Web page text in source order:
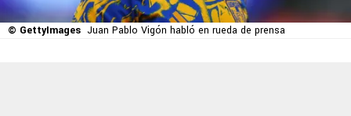
© GettyImages Juan Pablo Vigón habló en rueda de prensa